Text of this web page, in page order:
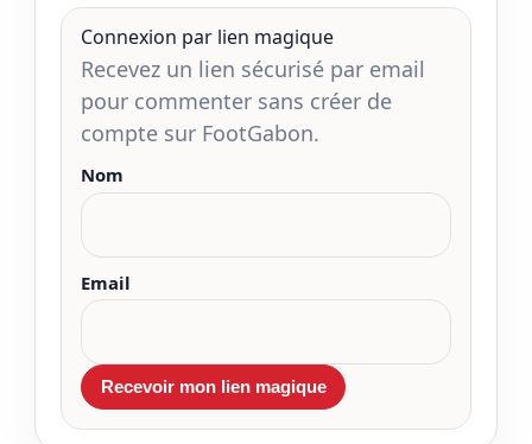
Connexion par lien magique
Recevez un lien sécurisé par email
pour commenter sans créer de
compte sur FootGabon.
Nom
Email